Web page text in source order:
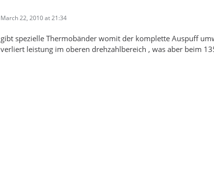
March 22, 2010 at 21:34
gibt spezielle Thermobänder womit der komplette Auspuff
verliert leistung im oberen drehzahlbereich , was aber beim